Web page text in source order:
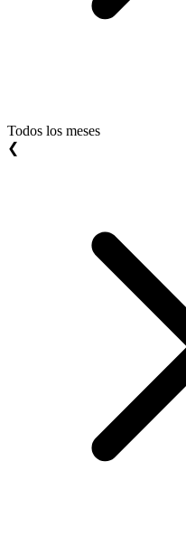
Todos los meses
❮